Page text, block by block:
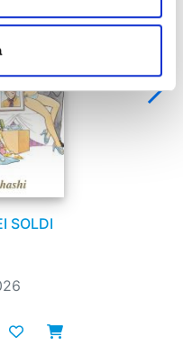
SOLDI